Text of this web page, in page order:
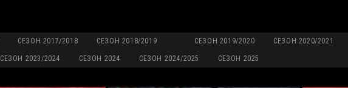
СЕЗОН 2017/2018 СЕЗОН 2018/2019 СЕЗОН 2019/2020 СЕЗОН 2020/2021
СЕЗОН 2023/2024 СЕЗОН 2024 СЕЗОН 2024/2025 СЕЗОН 2025